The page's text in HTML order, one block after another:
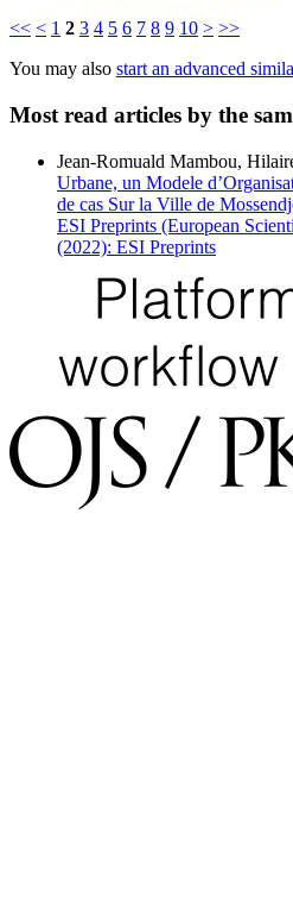
<< < 1 2 3 4 5 6 7 8 9 10 > >>
You may also start an advanced
Most read articles by the
Jean-Romuald Mambou,
Urbane, un Modele
de cas Sur la Ville de
ESI Preprints (European
(2022): ESI Preprints